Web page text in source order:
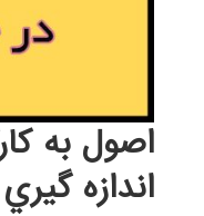
اصول به
اندازه گيري